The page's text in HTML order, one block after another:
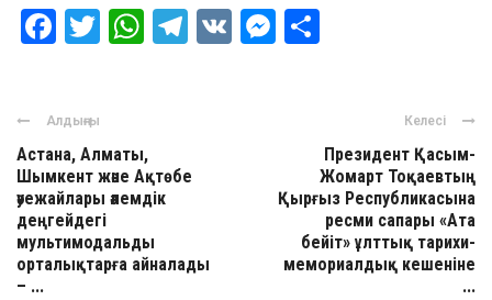
Facebook
Twitter
WhatsApp
Telegram
VK Messenger
Алдыңғы
Астана, Алматы,
Шымкент және Ақтөбе
әуежайлары әлемдік
деңгейдегі
мультимодальды
орталықтарға айналады
– ...
Келесі
Президент Қасым-
Жомарт Тоқаевтың
Қырғыз Республикасына
ресми сапары «Ата
бейіт» ұлттық тарихи-
мемориалдық кешеніне
...